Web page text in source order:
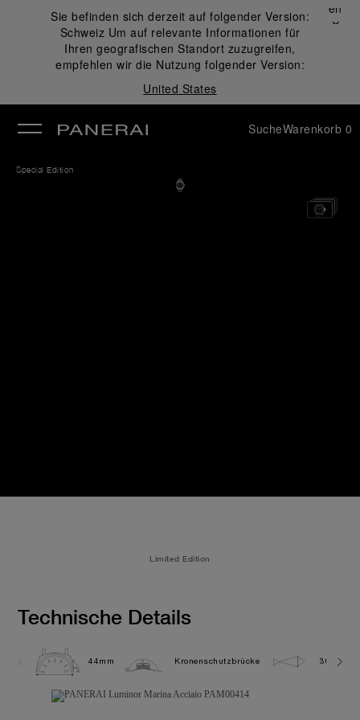
Sie befinden sich derzeit auf folgender Version:
Schweiz Um auf relevante Informationen für
Ihren geografischen Standort zuzugreifen,
empfehlen wir die Nutzung folgender Version:
United States
Schließen
✕
SucheWarenkorb 0
Special Edition
Limited Edition
Technische Details
44mm Kronenschutzbrücke 30.0 bar